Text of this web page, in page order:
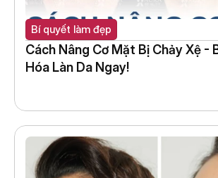
Bí quyết làm đẹp
Cách Nâng Cơ Mặt Bị Chảy Xệ -
Hóa Làn Da Ngay!